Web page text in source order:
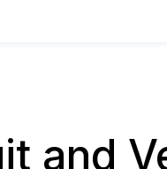
and